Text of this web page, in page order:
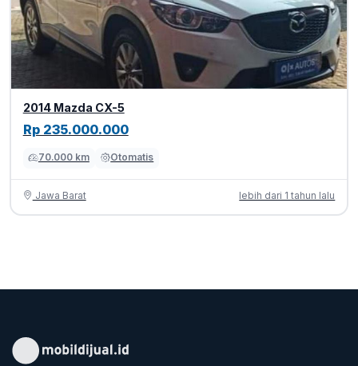
2014 Mazda CX-5
Rp 235.000.000
70.000 km Otomatis
Jawa Barat lebih dari 1 tahun lalu